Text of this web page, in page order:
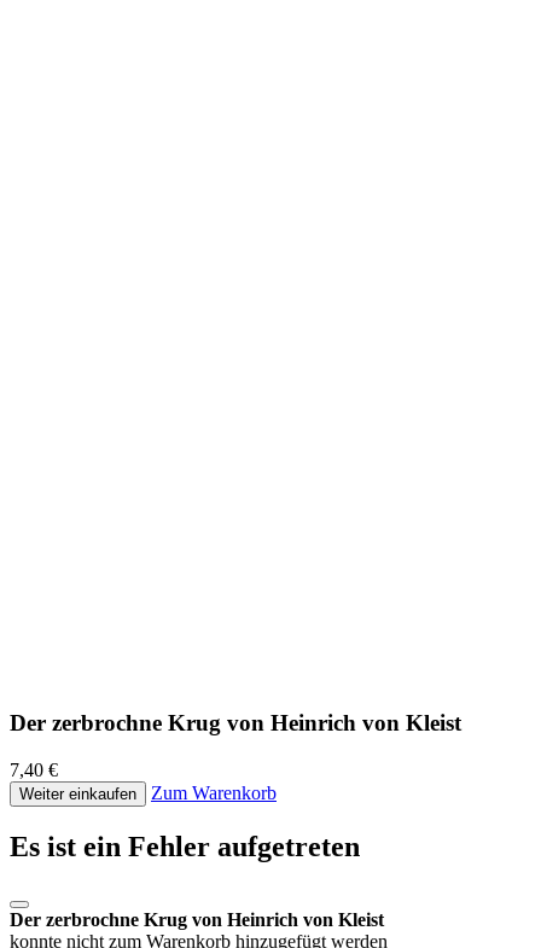
Der zerbrochne Krug von Heinrich von Kleist
7,40 €
Weiter einkaufen Zum Warenkorb
Es ist ein Fehler aufgetreten
Der zerbrochne Krug von Heinrich von Kleist
konnte nicht zum Warenkorb hinzugefügt werden